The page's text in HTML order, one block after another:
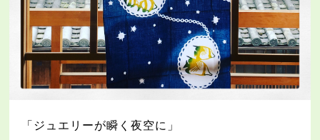
「ジュエリーが瞬く夜空に」